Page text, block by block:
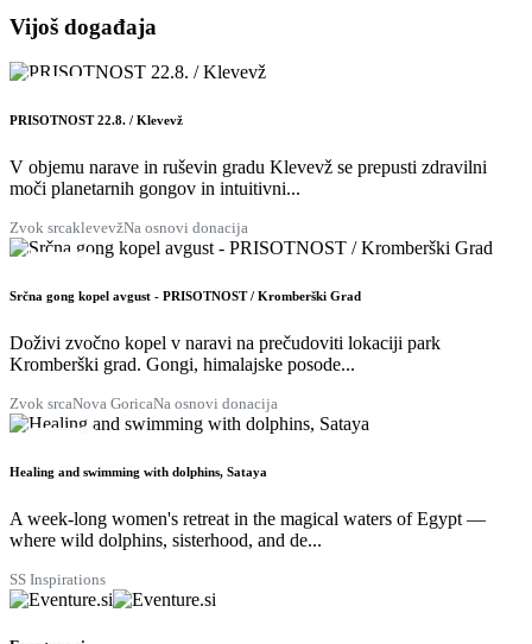
Vijoš događaja
KOL
PRISOTNOST 22.8. / Klevevž
V objemu narave in ruševin gradu Klevevž se prepusti zdravilni
moči planetarnih gongov in intuitivni...
Zvok srcaklevevžNa osnovi donacija
Srčna gong kopel avgust - PRISOTNOST / Kromberški Grad
Doživi zvočno kopel v naravi na prečudoviti lokaciji park
Kromberški grad. Gongi, himalajske posode...
Zvok srcaNova GoricaNa osnovi donacija
KOL
Healing and swimming with dolphins, Sataya
A week-long women's retreat in the magical waters of Egypt —
where wild dolphins, sisterhood, and de...
SS Inspirations